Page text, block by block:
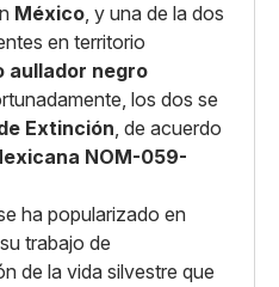
México, y una de la dos
en territorio
aullador negro
los dos se
Extinción, de acuerdo
NOM-059-
ha popularizado en
trabajo de
de la vida silvestre que